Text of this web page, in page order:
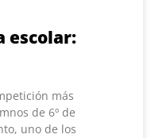
escolar:
más
de 6º de
uno de los